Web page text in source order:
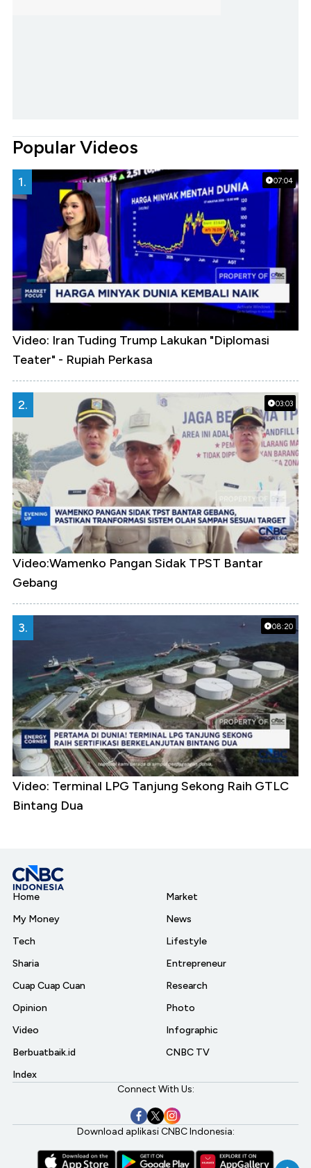
Popular Videos
07:04
1.
Video: Iran Tuding Trump Lakukan "Diplomasi
Teater" - Rupiah Perkasa
03:03
2.
Video:Wamenko Pangan Sidak TPST Bantar
Gebang
08:20
3.
Video: Terminal LPG Tanjung Sekong Raih GTLC
Bintang Dua
Home
My Money
Tech
Sharia
Cuap Cuap Cuan
Opinion
Video
Berbuatbaik.id
Index
Market
News
Lifestyle
Entrepreneur
Research
Photo
Infographic
CNBC TV
Connect With Us:
Download aplikasi CNBC Indonesia: